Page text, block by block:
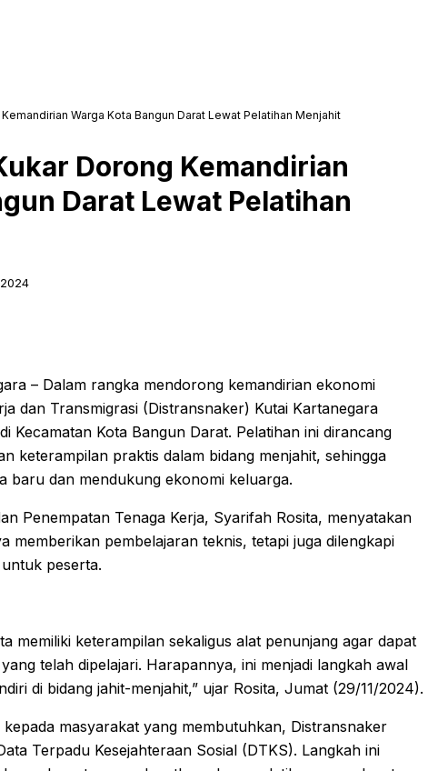
Warga Kota Bangun Darat Lewat Pelatihan Menjahit
Dorong Kemandirian
Darat Lewat Pelatihan
– Dalam rangka mendorong kemandirian ekonomi
dan Transmigrasi (Distransnaker) Kutai Kartanegara
Kecamatan Kota Bangun Darat. Pelatihan ini dirancang
keterampilan praktis dalam bidang menjahit, sehingga
baru dan mendukung ekonomi keluarga.
Penempatan Tenaga Kerja, Syarifah Rosita, menyatakan
memberikan pembelajaran teknis, tetapi juga dilengkapi
peserta.
memiliki keterampilan sekaligus alat penunjang agar dapat
telah dipelajari. Harapannya, ini menjadi langkah awal
di bidang jahit-menjahit,” ujar Rosita, Jumat (29/11/2024).
masyarakat yang membutuhkan, Distransnaker
Terpadu Kesejahteraan Sosial (DTKS). Langkah ini